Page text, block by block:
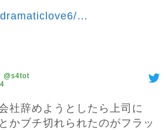
…
@s4tot
社辞めようとしたら上司に
かブチ切れられたのがフラッ